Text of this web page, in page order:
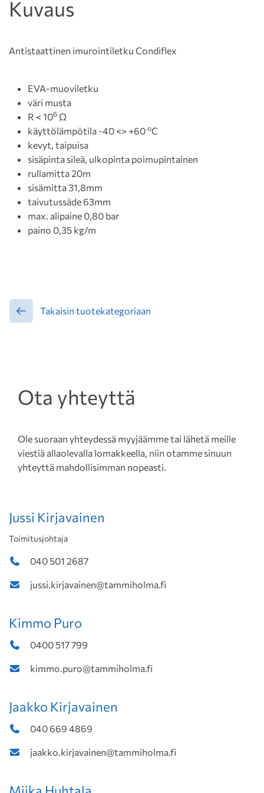
Kuvaus
Antistaattinen imurointiletku Condiflex
EVA-muoviletku
väri musta
R < 106 Ω
käyttölämpötila -40 <> +60 oC
kevyt, taipuisa
sisäpinta sileä, ulkopinta poimupintainen
rullamitta 20m
sisämitta 31,8mm
taivutussäde 63mm
max. alipaine 0,80 bar
paino 0,35 kg/m
Takaisin tuotekategoriaan
Ota yhteyttä
Ole suoraan yhteydessä myyjäämme tai lähetä meille
viestiä allaolevalla lomakkeella, niin otamme sinuun
yhteyttä mahdollisimman nopeasti.
Jussi Kirjavainen
Toimitusjohtaja
040 501 2687
jussi.kirjavainen@tammiholma.fi
Kimmo Puro
0400 517 799
kimmo.puro@tammiholma.fi
Jaakko Kirjavainen
040 669 4869
jaakko.kirjavainen@tammiholma.fi